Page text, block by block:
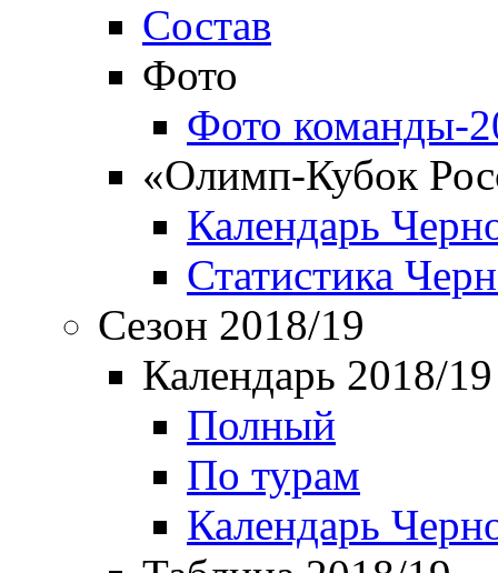
Состав
Фото
Фото команды-
«Олимп-Кубок
Календарь
Статистика
Сезон 2018/19
Календарь 2018/19
Полный
По турам
Календарь